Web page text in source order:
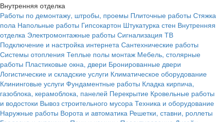
Внутренняя отделка
Работы по демонтажу, штробы, проемы Плиточные работы Стяжка
пола Напольные работы Гипсокартон Штукатурка стен Внутренняя
отделка Электромонтажные работы Сигнализация ТВ
Подключение и настройка интернета Сантехнические работы
Системы отопления Теплые полы монтаж Мебель, столярные
работы Пластиковые окна, двери Бронированные двери
Логистические и складские услуги Климатическое оборудование
Клининговые услуги Фундаментные работы Кладка кирпича,
газоблока, керамоблока, панелей Перекрытие Кровельные работы
и водостоки Вывоз строительного мусора Техника и оборудование
Наружные работы Ворота и автоматика Решетки, ставни, роллеты